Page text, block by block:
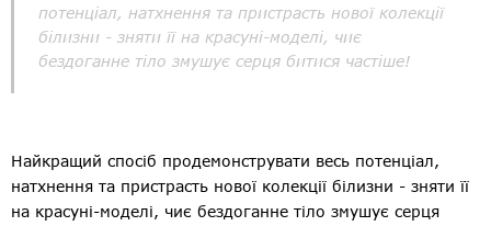
потенціал, натхнення та пристрасть нової колекції
білизни - зняти її на красуні-моделі, чиє
бездоганне тіло змушує серця битися частіше!
Найкращий спосіб продемонструвати весь потенціал,
натхнення та пристрасть нової колекції білизни - зняти її
на красуні-моделі, чиє бездоганне тіло змушує серця